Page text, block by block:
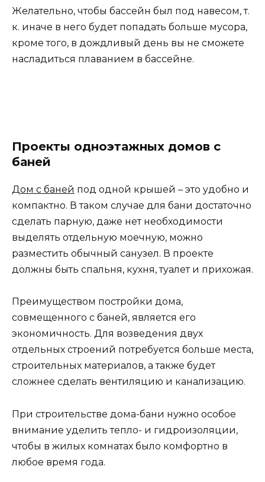
Желательно, чтобы бассейн был под навесом, т.
к. иначе в него будет попадать больше мусора,
кроме того, в дождливый день вы не сможете
насладиться плаванием в бассейне.
Проекты одноэтажных домов с
баней
Дом с баней под одной крышей – это удобно и
компактно. В таком случае для бани достаточно
сделать парную, даже нет необходимости
выделять отдельную моечную, можно
разместить обычный санузел. В проекте
должны быть спальня, кухня, туалет и прихожая.
Преимуществом постройки дома,
совмещенного с баней, является его
экономичность. Для возведения двух
отдельных строений потребуется больше места,
строительных материалов, а также будет
сложнее сделать вентиляцию и канализацию.
При строительстве дома-бани нужно особое
внимание уделить тепло- и гидроизоляции,
чтобы в жилых комнатах было комфортно в
любое время года.